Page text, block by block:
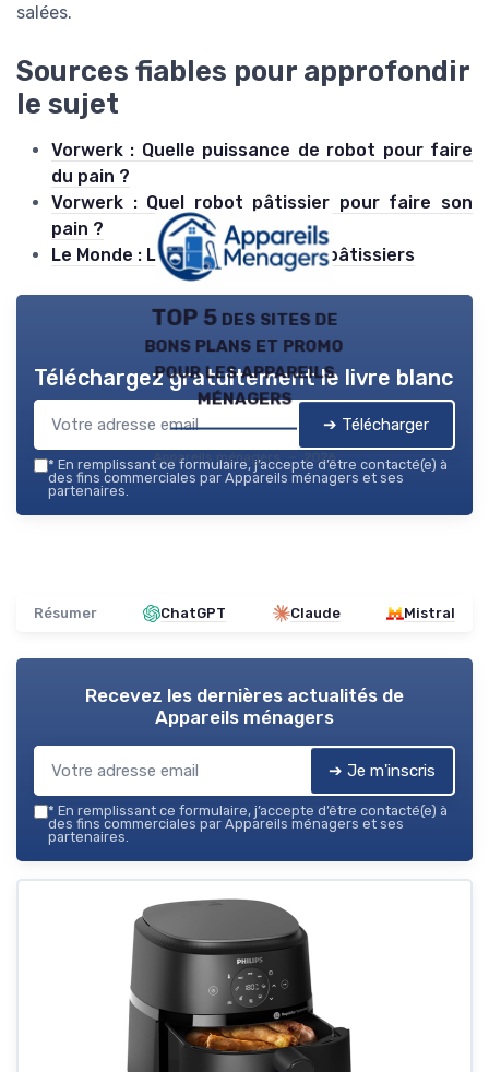
salées.
Sources fiables pour approfondir
le sujet
Vorwerk : Quelle puissance de robot pour faire
du pain ?
Vorwerk : Quel robot pâtissier pour faire son
pain ?
Le Monde : Les meilleurs robots pâtissiers
TOP 5 des sites de
bons plans et promo
pour les appareils
ménagers
Appareils ménagers — 2026
Téléchargez gratuitement le livre blanc
➔ Télécharger
* En remplissant ce formulaire, j’accepte d’être contacté(e) à
des fins commerciales par Appareils ménagers et ses
partenaires.
Résumer ChatGPT Claude Mistral
Recevez les dernières actualités de
Appareils ménagers
➔ Je m'inscris
* En remplissant ce formulaire, j’accepte d’être contacté(e) à
des fins commerciales par Appareils ménagers et ses
partenaires.